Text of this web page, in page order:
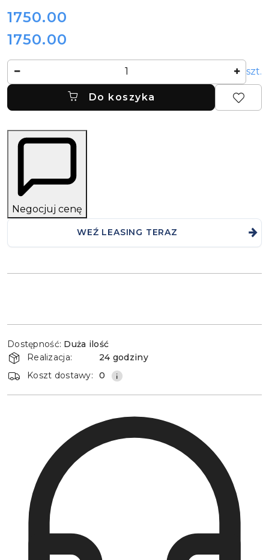
cena:
1750.00
Cena:
1750.00
szt.
Do koszyka
Negocjuj cenę
WEŹ LEASING TERAZ
i
dostawa
Dostępność: Duża ilość
Realizacja:
24 godziny
Koszt dostawy:
0